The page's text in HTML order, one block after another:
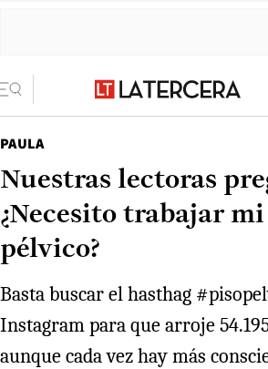
PAULA
Nuestras lectoras
¿Necesito trabajar
pélvico?
Basta buscar el hasthag
Instagram para que arroje
aunque cada vez hay más